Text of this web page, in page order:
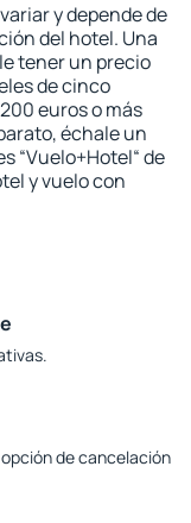
y depende de
del hotel. Una
tener un precio
de cinco
euros o más
échale un
“Vuelo+Hotel“ de
y vuelo con
de cancelación